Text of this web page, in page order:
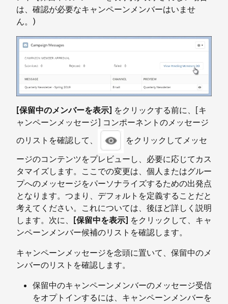
は、確認が必要なキャンペーンメンバーはいませ
ん。)
[保留中のメンバーを表示] をクリックする前に、[キ
ャンペーンメッセージ] コンポーネントのメッセージ
のリストを確認して、
をクリックしてメッセ
ージのコンテンツをプレビューし、必要に応じてカス
タマイズします。ここでの変更は、個人またはグルー
プへのメッセージをパーソナライズするための出発点
となります。つまり、デフォルトを定義することだと
考えてください。これについては、後ほど詳しく説明
します。次に、
[保留中を表示] をクリックして、キャ
ンペーンメンバー候補のリストを確認します。
キャンペーンメッセージを念頭に置いて、保留中のメ
ンバーのリストを確認します。
保留中のキャンペーンメンバーのメッセージ受信
をオプトインするには、キャンペーンメンバーを